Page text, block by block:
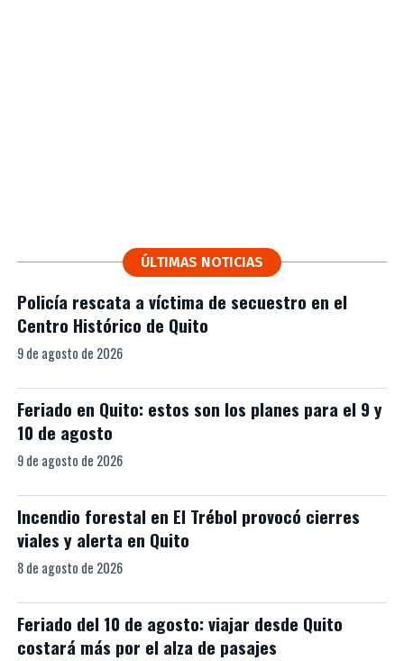
ÚLTIMAS NOTICIAS
Policía rescata a víctima de secuestro en el
Centro Histórico de Quito
9 de agosto de 2026
Feriado en Quito: estos son los planes para el 9 y
10 de agosto
9 de agosto de 2026
Incendio forestal en El Trébol provocó cierres
viales y alerta en Quito
8 de agosto de 2026
Feriado del 10 de agosto: viajar desde Quito
costará más por el alza de pasajes